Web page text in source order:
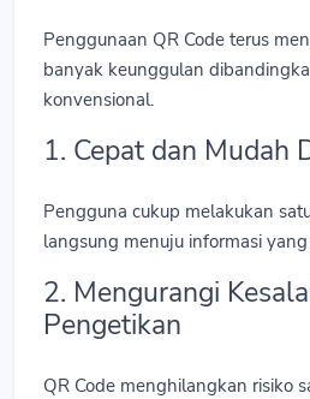
Penggunaan QR Code terus
banyak keunggulan
konvensional.
1. Cepat dan Mudah
Pengguna cukup melakukan
langsung menuju informasi
2. Mengurangi
Pengetikan
QR Code menghilangkan risiko